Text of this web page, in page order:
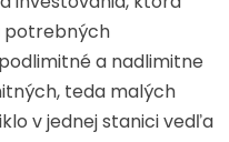
potrebných
a nadlimitne
teda malých
v jednej stanici vedľa